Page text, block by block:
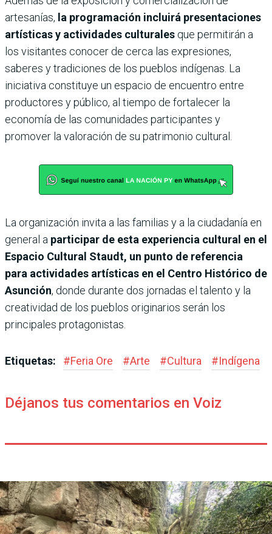
artesanías, la programación incluirá presentaciones
artísticas y actividades culturales que permitirán a
los visitantes conocer de cerca las expresiones,
saberes y tradiciones de los pueblos indígenas. La
iniciativa constituye un espacio de encuentro entre
productores y público, al tiempo de fortalecer la
economía de las comunidades participantes y
promover la valoración de su patrimonio cultural.
La organización invita a las familias y a la ciudadanía en
general a participar de esta experiencia cultural en el
Espacio Cultural Staudt, un punto de referencia
para actividades artísticas en el Centro Histórico de
Asunción, donde durante dos jornadas el talento y la
creatividad de los pueblos originarios serán los
principales protagonistas.
Etiquetas: #Feria Ore #Arte #Cultura #Indígena
Déjanos tus comentarios en Voiz